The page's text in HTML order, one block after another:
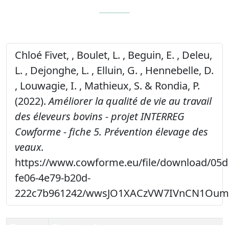
Chloé Fivet, , Boulet, L. , Beguin, E. , Deleu,
L. , Dejonghe, L. , Elluin, G. , Hennebelle, D.
, Louwagie, I. , Mathieux, S. & Rondia, P.
(2022).Améliorer la qualité de vie au travail
des éleveurs bovins - projet INTERREG
Cowforme - fiche 5. Prévention élevage des
veaux.
https://www.cowforme.eu/file/download/
fe06-4e79-b20d-
222c7b961242/